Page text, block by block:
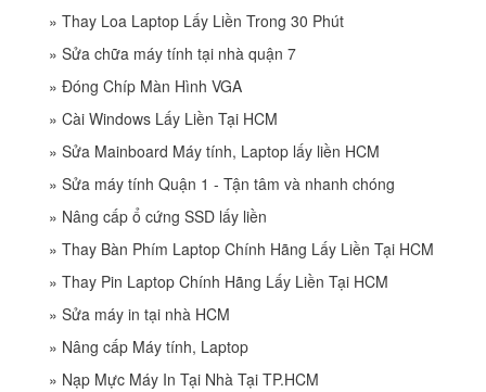
» Thay Loa Laptop Lấy Liền Trong 30 Phút
» Sửa chữa máy tính tại nhà quận 7
» Đóng Chíp Màn Hình VGA
» Cài Windows Lấy Liền Tại HCM
» Sửa Mainboard Máy tính, Laptop lấy liền HCM
» Sửa máy tính Quận 1 - Tận tâm và nhanh chóng
» Nâng cấp ổ cứng SSD lấy liền
» Thay Bàn Phím Laptop Chính Hãng Lấy Liền Tại HCM
» Thay Pin Laptop Chính Hãng Lấy Liền Tại HCM
» Sửa máy in tại nhà HCM
» Nâng cấp Máy tính, Laptop
» Nạp Mực Máy In Tại Nhà Tại TP.HCM